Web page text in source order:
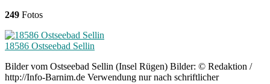
249 Fotos
18586 Ostseebad Sellin
Bilder vom Ostseebad Sellin (Insel Rügen) Bilder: © Redaktion /
http://Info-Barnim.de Verwendung nur nach schriftlicher